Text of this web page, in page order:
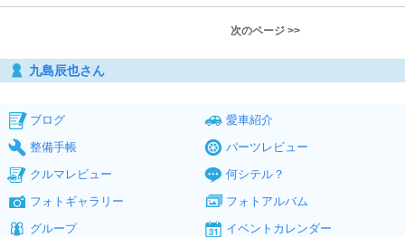
次のページ >>
九島辰也さん
ブログ
愛車紹介
整備手帳
パーツレビュー
クルマレビュー
何シテル？
フォトギャラリー
フォトアルバム
グループ
イベントカレンダー